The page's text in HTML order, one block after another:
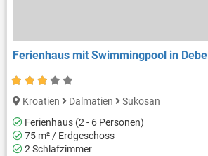
Ferienhaus mit Swimmingpool in
Kroatien Dalmatien
Sukosan
Ferienhaus (2 - 6 Personen)
75 m² / Erdgeschoss
2 Schlafzimmer